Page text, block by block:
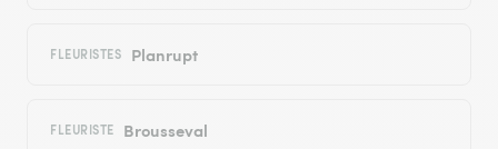
FLEURISTES Planrupt
FLEURISTE Brousseval